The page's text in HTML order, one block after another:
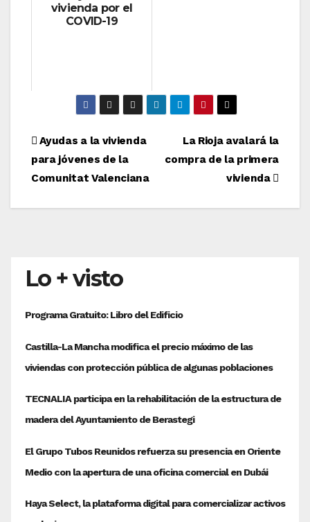
vivienda por el
COVID-19
Navegación
de
entradas
La Rioja avalará la
compra de la primera
vivienda
Ayudas a la vivienda
para jóvenes de la
Comunitat Valenciana
Lo + visto